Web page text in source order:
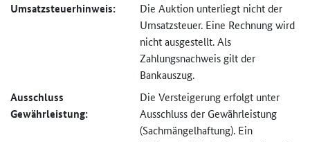
Umsatzsteuer­hinweis:
Die Auktion unterliegt nicht der
Umsatzsteuer. Eine Rechnung wird
nicht ausgestellt. Als
Zahlungsnachweis gilt der
Bankauszug.
Ausschluss
Gewährleistung:
Die Versteigerung erfolgt unter
Ausschluss der Gewährleistung
(Sachmängel­haftung). Ein